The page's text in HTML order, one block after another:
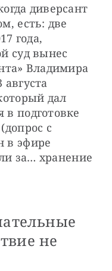
диверсант
есть: две
года,
суд вынес
Владимира
дал
подготовке
с
в эфире
за… хранение
не